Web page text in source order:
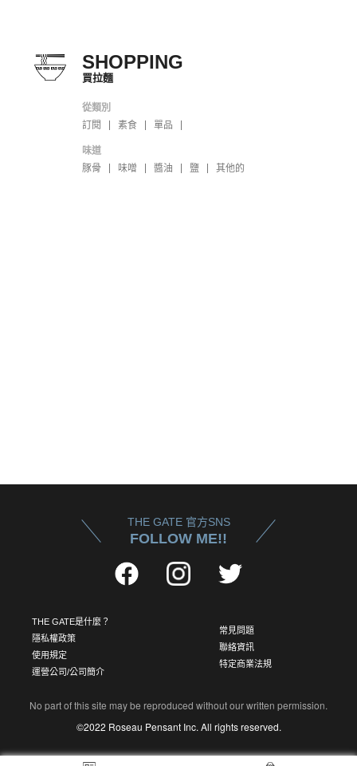
SHOPPING
買拉麵
從類別
訂閱
素食 單品
味道
豚骨
味噌 醬油 鹽 其他的
THE GATE 官方SNS
FOLLOW ME!!
THE GATE是什麼？
隱私權政策
使用規定
運營公司/公司簡介
常見問題
聯絡資訊
特定商業法規
No part of this site may be reproduced without our written permission.
©2022 Roseau Pensant Inc. All rights reserved.